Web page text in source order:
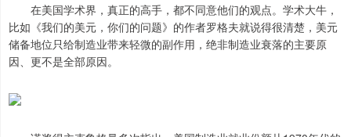
在美国学术界，真正的高手，都不同意他们的观点。学术大牛，
比如《我们的美元，你们的问题》的作者罗格夫就说得很清楚，美元
储备地位只给制造业带来轻微的副作用，绝非制造业衰落的主要原
因、更不是全部原因。